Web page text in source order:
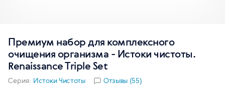
Премиум набор для комплексного
очищения организма - Истоки чистоты.
Renaissance Triple Set
Серия: Истоки Чистоты Отзывы (55)